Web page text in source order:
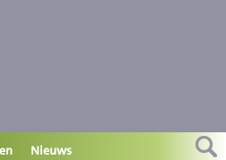
Nieuws